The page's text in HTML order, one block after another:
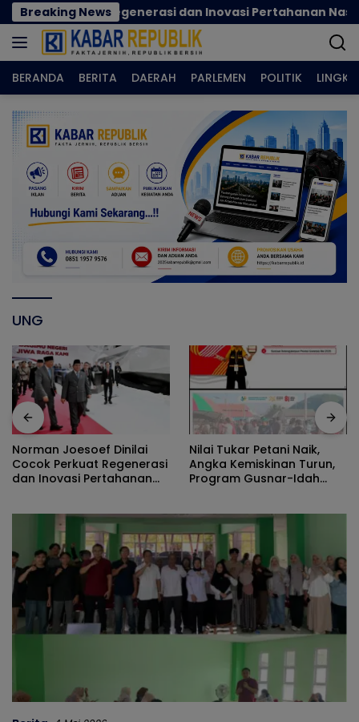
Langsung
ke
konten
Breaking News
Perkuat Regenerasi dan Inovasi Pertahanan Nasional
BERANDA BERITA DAERAH PARLEMEN POLITIK
UNG
Dinilai
Regenerasi
Pertahanan
Nilai Tukar Petani Naik,
Angka Kemiskinan Turun,
Program Gusnar-Idah
Peran
Track,
Ekonomi